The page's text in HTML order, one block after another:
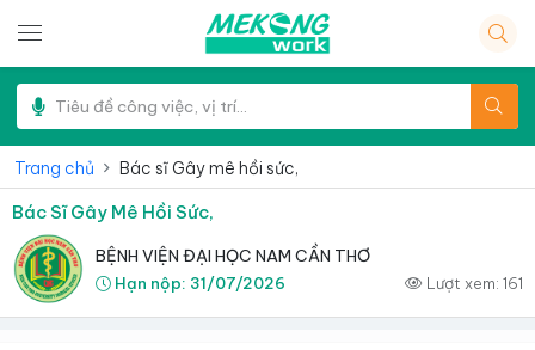
Trang chủ Bác sĩ Gây mê hồi sức,
Bác Sĩ Gây Mê Hồi Sức,
BỆNH VIỆN ĐẠI HỌC NAM CẦN THƠ
Hạn nộp: 31/07/2026 Lượt xem: 161